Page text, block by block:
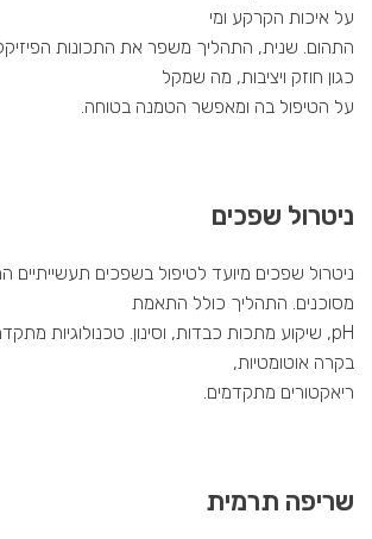
על איכות הקרקע ומי
התהום. שנית, התהליך משפר את התכונות
כגון חוזק ויציבות, מה שמקל
על הטיפול בה ומאפשר הטמנה בטוחה.
ניטרול שפכים
ניטרול שפכים מיועד לטיפול בשפכים תעשייתיים
מסוכנים. התהליך כולל התאמת
pH, שיקוע מתכות כבדות, וסינון. טכנולוגיות
בקרה אוטומטיות,
ריאקטורים מתקדמים.
שריפה תרמית